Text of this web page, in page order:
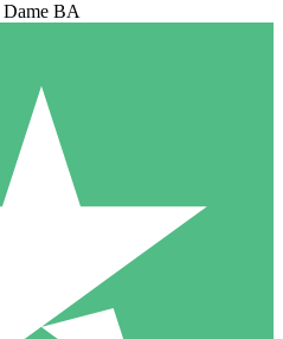
Dame BA